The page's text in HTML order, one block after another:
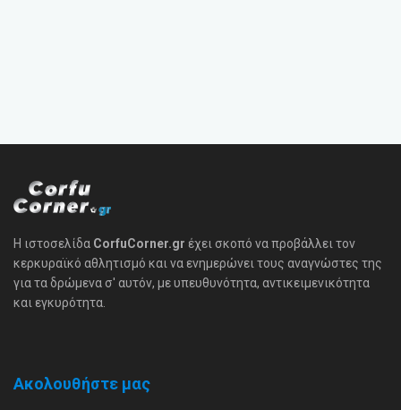
Η ιστοσελίδα CorfuCorner.gr έχει σκοπό να προβάλλει τον
κερκυραϊκό αθλητισμό και να ενημερώνει τους αναγνώστες της
για τα δρώμενα σ' αυτόν, με υπευθυνότητα, αντικειμενικότητα
και εγκυρότητα.
Ακολουθήστε μας